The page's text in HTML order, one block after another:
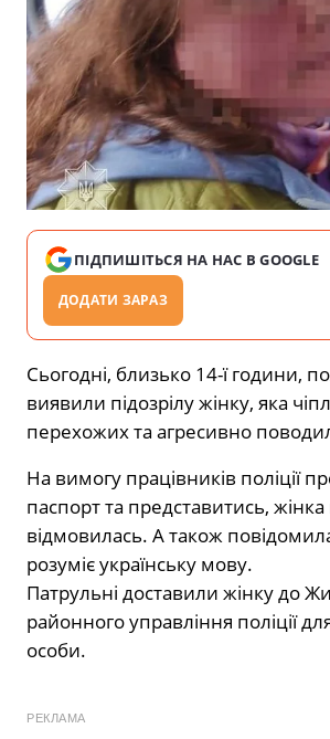
ПІДПИШІТЬСЯ НА НАС В GOOGLE
ДОДАТИ ЗАРАЗ
Сьогодні, близько 14-ї години,
виявили підозрілу жінку, яка
перехожих та агресивно
На вимогу працівників поліції
паспорт та представитись,
відмовилась. А також
розуміє українську мову.
Патрульні доставили жінку до
районного управління поліції
особи.
РЕКЛАМА